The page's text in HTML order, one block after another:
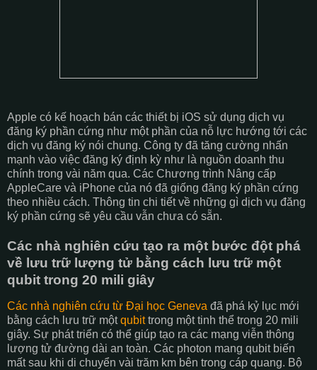
Apple có kế hoạch bán các thiết bị iOS sử dụng dịch vụ
đăng ký phần cứng như một phần của nỗ lực hướng tới các
dịch vụ đăng ký nói chung. Công ty đã tăng cường nhấn
mạnh vào việc đăng ký định kỳ như là nguồn doanh thu
chính trong vài năm qua. Các Chương trình Nâng cấp
AppleCare và iPhone của nó đã giống đăng ký phần cứng
theo nhiều cách. Thông tin chi tiết về những gì dịch vụ đăng
ký phần cứng sẽ yêu cầu vẫn chưa có sẵn.
Các nhà nghiên cứu tạo ra một bước đột phá
về lưu trữ lượng tử bằng cách lưu trữ một
qubit trong 20 mili giây
Các nhà nghiên cứu từ Đại học Geneva đã phá kỷ lục mới
bằng cách lưu trữ mộtqubittrong một tinh thể trong 20 mili
giây. Sự phát triển có thể giúp tạo ra các mạng viễn thông
lượng tử đường dài an toàn. Các photon mang qubit biến
mất sau khi di chuyển vài trăm km bên trong cáp quang. Bộ